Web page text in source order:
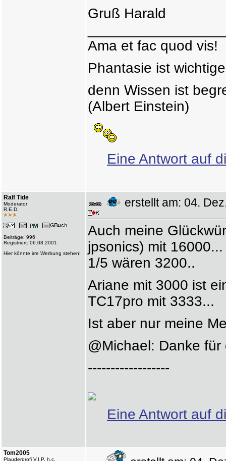
Gruß Harald
Ama et fac quod vis!
Phantasie ist
denn Wissen ist
(Albert Einstein)
Eine Antwort auf
Ralf Tide
Moderator
R.E.D.
Beiträge: 996
Registriert: 06.08.2001
Hier könnte irre Werbung stehen!
erstellt am: 04.
Auch meine
jpsonics) mit 16000...
1/5 wären 3200..
Ariane mit 3000 ist
TC17pro mit 3333...
Ist aber nur meine
@Michael: Danke
------------------
Eine Antwort auf
Tom2005
Plauderprofi V.I.P. h.c.